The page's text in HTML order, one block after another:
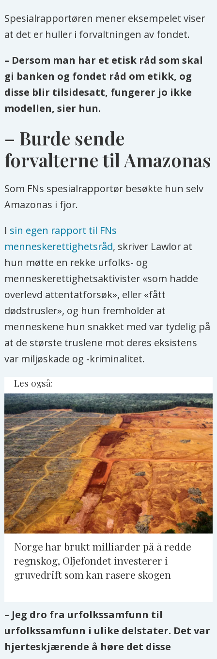
Spesialrapportøren mener eksempelet viser
at det er huller i forvaltningen av fondet.
– Dersom man har et etisk råd som skal
gi banken og fondet råd om etikk, og
disse blir tilsidesatt, fungerer jo ikke
modellen, sier hun.
– Burde sende
forvalterne til Amazonas
Som FNs spesialrapportør besøkte hun selv
Amazonas i fjor.
I sin egen rapport til FNs
menneskerettighetsråd, skriver Lawlor at
hun møtte en rekke urfolks- og
menneskerettighetsaktivister «som hadde
overlevd attentatforsøk», eller «fått
dødstrusler», og hun fremholder at
menneskene hun snakket med var tydelig på
at de største truslene mot deres eksistens
var miljøskade og -kriminalitet.
Les også:
Norge har brukt milliarder på å redde
regnskog, Oljefondet investerer i
gruvedrift som kan rasere skogen
– Jeg dro fra urfolkssamfunn til
urfolkssamfunn i ulike delstater. Det var
hjerteskjærende å høre det disse